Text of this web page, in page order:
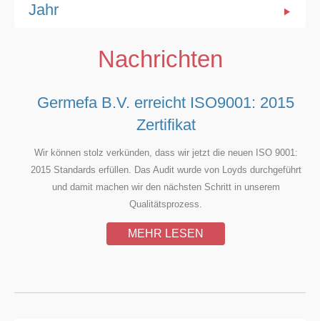
Jahr
Nachrichten
Germefa B.V. erreicht ISO9001: 2015
Zertifikat
Wir können stolz verkünden, dass wir jetzt die neuen ISO 9001:
2015 Standards erfüllen. Das Audit wurde von Loyds durchgeführt
und damit machen wir den nächsten Schritt in unserem
Qualitätsprozess.
MEHR LESEN